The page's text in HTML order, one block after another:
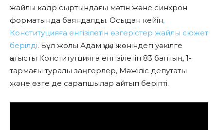
жайлы кадр сыртындағы мәтін және синхрон
форматында баяндалды. Осыдан кейін,
Конституцияға енгізілетін өзгерістер жайлы сюжет
берілді. Бұл жолы Адам құқы жөніндегі уәкілге
қатысты Конститутцияға енгізілетін 83 баптың, 1-
тармағы туралы заңгерлер, Мәжіліс депутаты
және өзге де сарапшылар айтып беріпті.